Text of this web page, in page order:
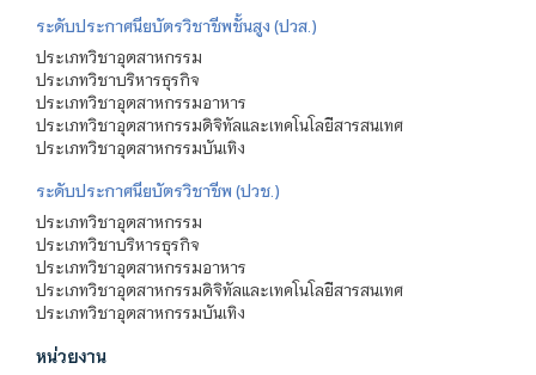
ระดับประกาศนียบัตรวิชาชีพชั้นสูง (ปวส.)
ประเภทวิชาอุตสาหกรรม
ประเภทวิชาบริหารธุรกิจ
ประเภทวิชาอุตสาหกรรมอาหาร
ประเภทวิชาอุตสาหกรรมดิจิทัลและเทคโนโลยีสารสนเทศ
ประเภทวิชาอุตสาหกรรมบันเทิง
ระดับประกาศนียบัตรวิชาชีพ (ปวช.)
ประเภทวิชาอุตสาหกรรม
ประเภทวิชาบริหารธุรกิจ
ประเภทวิชาอุตสาหกรรมอาหาร
ประเภทวิชาอุตสาหกรรมดิจิทัลและเทคโนโลยีสารสนเทศ
ประเภทวิชาอุตสาหกรรมบันเทิง
หน่วยงาน